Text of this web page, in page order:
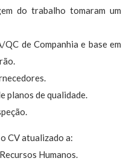
do trabalho tomaram um
de Companhia e base em
planos de qualidade.
CV atualizado a:
Humanos.